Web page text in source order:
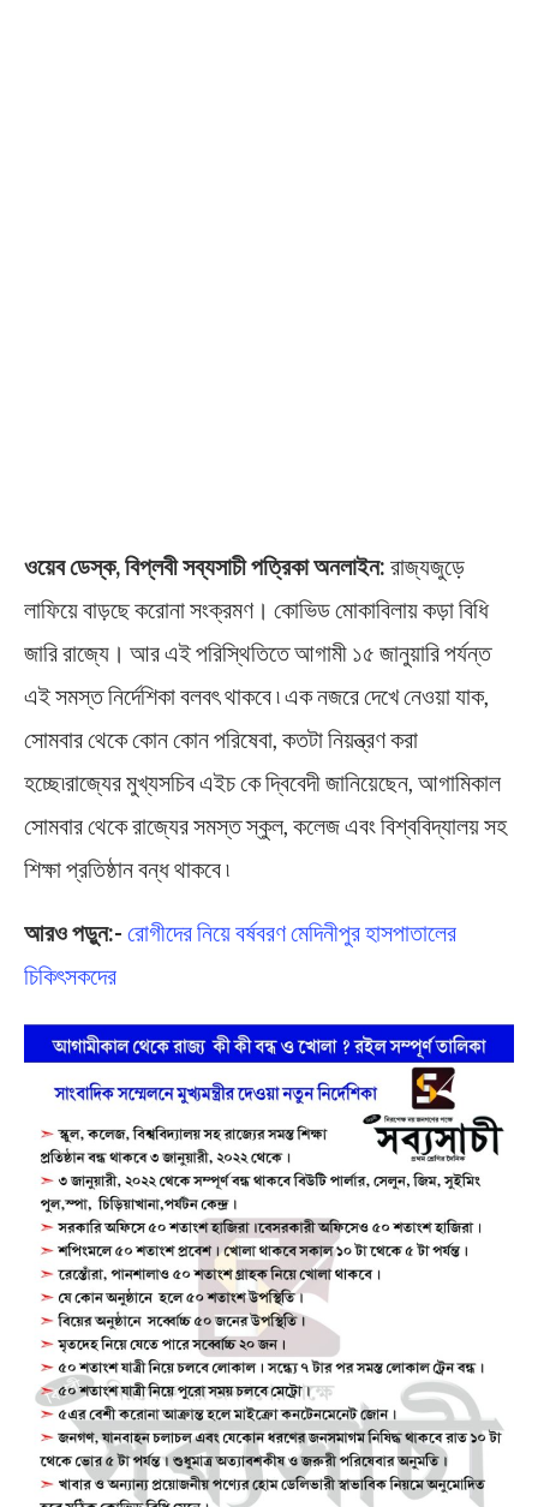
ওয়েব ডেস্ক, বিপ্লবী সব্যসাচী পত্রিকা অনলাইন: রাজ্যজুড়ে
লাফিয়ে বাড়ছে করোনা সংক্রমণ। কোভিড মোকাবিলায় কড়া বিধি
জারি রাজ্যে। আর এই পরিস্থিতিতে আগামী ১৫ জানুয়ারি পর্যন্ত
এই সমস্ত নির্দেশিকা বলবৎ থাকবে ৷ এক নজরে দেখে নেওয়া যাক,
সোমবার থেকে কোন কোন পরিষেবা, কতটা নিয়ন্ত্রণ করা
হচ্ছে৷রাজ্যের মুখ্যসচিব এইচ কে দ্বিবেদী জানিয়েছেন, আগামিকাল
সোমবার থেকে রাজ্যের সমস্ত স্কুল, কলেজ এবং বিশ্ববিদ্যালয় সহ
শিক্ষা প্রতিষ্ঠান বন্ধ থাকবে ৷
আরও পড়ুন:- রোগীদের নিয়ে বর্ষবরণ মেদিনীপুর হাসপাতালের
চিকিৎসকদের